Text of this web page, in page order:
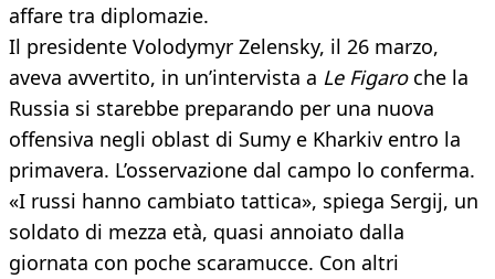
affare tra diplomazie.
Il presidente Volodymyr Zelensky, il 26 marzo,
aveva avvertito, in un’intervista a Le Figaro che la
Russia si starebbe preparando per una nuova
offensiva negli oblast di Sumy e Kharkiv entro la
primavera. L’osservazione dal campo lo conferma.
«I russi hanno cambiato tattica», spiega Sergij, un
soldato di mezza età, quasi annoiato dalla
giornata con poche scaramucce. Con altri